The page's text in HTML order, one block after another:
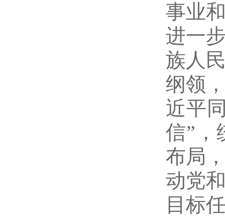
事业
进一
族人
纲领
近平
信”，
布局
动党
目标